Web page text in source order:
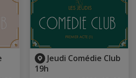
Jeudi Comédie Club
19h